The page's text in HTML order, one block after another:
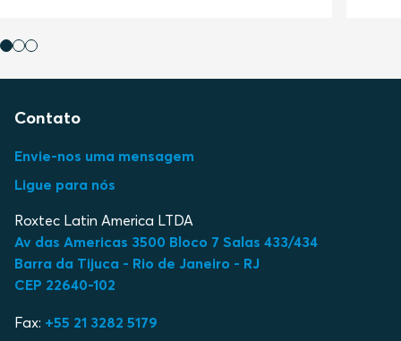
Contato
Envie-nos uma mensagem
Ligue para nós
Roxtec Latin America LTDA
Av das Americas 3500 Bloco 7 Salas 433/434
Barra da Tijuca - Rio de Janeiro - RJ
CEP 22640-102
Fax: +55 21 3282 5179